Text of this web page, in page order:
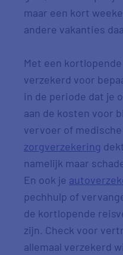
maar een kort
andere vakanties
Met een
verzekerd voor
in de periode dat je
aan de kosten voor
vervoer of
zorgverzekering
namelijk maar
En ook je
pechhulp of
de kortlopende
zijn. Check voor
allemaal verzekerd